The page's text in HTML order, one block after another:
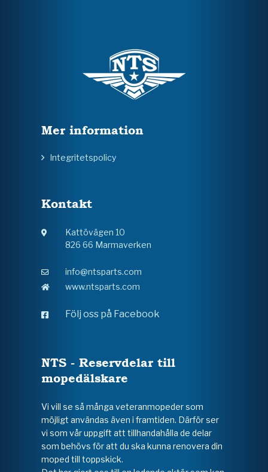
Mer information
Integritetspolicy
Kontakt
Kattövägen 10
826 66 Marmaverken
info@ntsparts.com
www.ntsparts.com
Följ oss på Facebook
NTS - Reservdelar till
mopedälskare
Vi vill se så många veteranmopeder som
möjligt användas även i framtiden. Därför ser
vi som vår uppgift att tillhandahålla de delar
som behövs för att du ska kunna renovera din
moped till toppskick.